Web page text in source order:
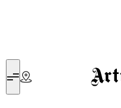
Artribune